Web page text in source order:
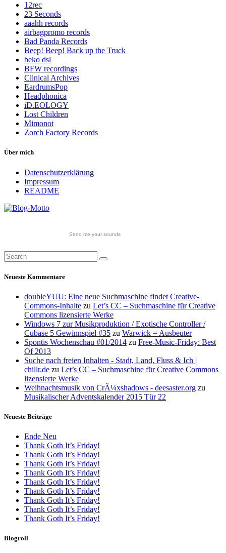
12rec
23 Seconds
aaahh records
airbagpromo records
Bad Panda Records
Beep! Beep! Back up the Truck
beko dsl
BFW recordings
Clinical Archives
EardrumsPop
Headphonica
iD.EOLOGY
Lost Children
Mimonot
Zorch Factory Records
Über mich
Datenschutzerklärung
Impressum
README
Send me your sounds
Neueste Kommentare
doubleYUU: Eine neue Suchmaschine findet Creative-
Commons-Inhalte zu Let’s CC – Suchmaschine für Creative
Commons lizensierte Werke
Windows 7 zur Musikproduktion / Exotische Controller /
Cubase 5 Gewinnspiel #35 zu Warwick = Ausbeuter
Spontis Wochenschau #01/2014 zu Free-Music-Friday: Best
Of 2013
Suche nach freien Inhalten - Stadt, Land, Fluss & Ich |
chillr.de zu Let’s CC – Suchmaschine für Creative Commons
lizensierte Werke
Weihnachtsmusik von CrÃ¼xshadows - deesaster.org zu
Musikalischer Adventskalender 2015 Tür 22
Neueste Beiträge
Ende Neu
Thank Goth It’s Friday!
Thank Goth It’s Friday!
Thank Goth It’s Friday!
Thank Goth It’s Friday!
Thank Goth It’s Friday!
Thank Goth It’s Friday!
Thank Goth It’s Friday!
Thank Goth It’s Friday!
Thank Goth It’s Friday!
Blogroll